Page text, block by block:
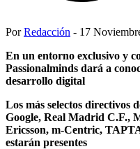
PorRedacción - 17
En un entorno exclusivo y
Passionalminds dará a
desarrollo digital
Los más selectos directivos
Google, Real Madrid C.F.,
Ericsson, m-Centric,
estarán presentes